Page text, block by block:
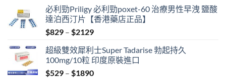
was:
$500.
is:
$399.
必利勁Priligy 必利勁poxet-60 治療男性早洩 鹽酸
達泊西汀片【香港藥店正品】
$829 – $2129Price
$829
through
$2129
超級雙效犀利士Super Tadarise 勃起持久
100mg/10粒 印度原裝進口
$529 – $1890Price